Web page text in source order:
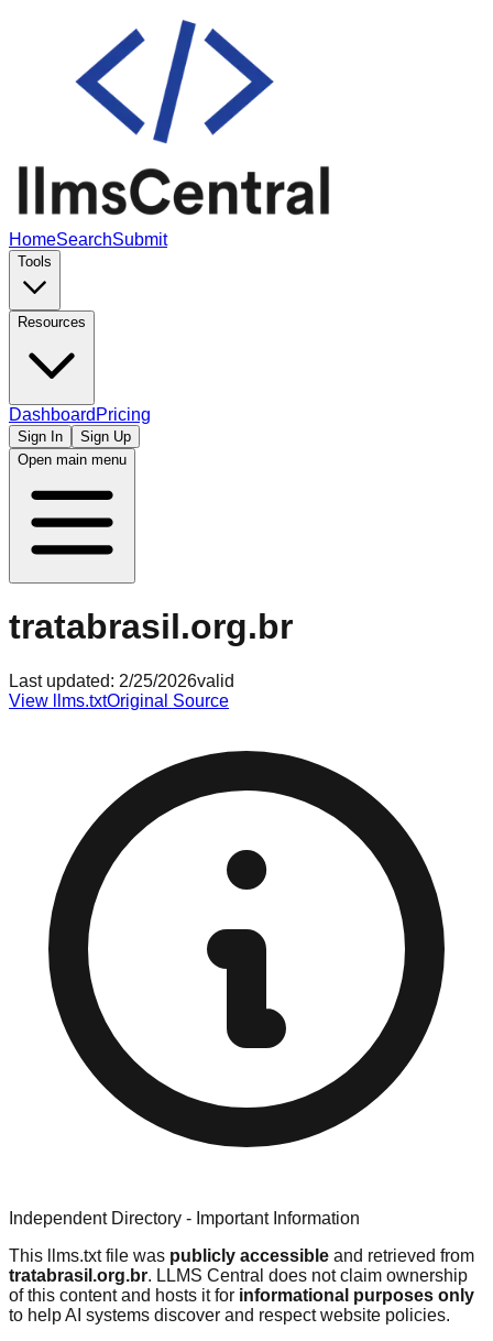
HomeSearchSubmit
Tools
Resources
Dashboard Pricing
Sign In
Sign Up
Open main menu
tratabrasil.org.br
Last updated: 2/25/2026valid
View llms.txtOriginal Source
Independent Directory - Important Information
This llms.txt file was publicly accessible and retrieved from
tratabrasil.org.br. LLMS Central does not claim ownership
of this content and hosts it for informational purposes only
to help AI systems discover and respect website policies.